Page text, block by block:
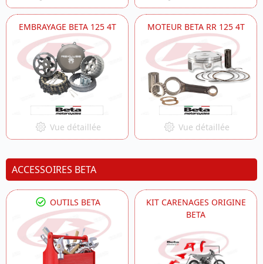
EMBRAYAGE BETA 125 4T
Vue détaillée
MOTEUR BETA RR 125 4T
Vue détaillée
ACCESSOIRES BETA
OUTILS BETA
KIT CARENAGES ORIGINE
BETA